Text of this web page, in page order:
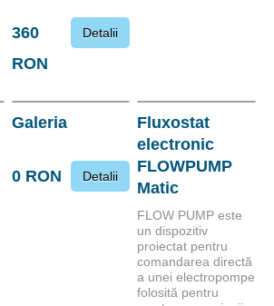
360
RON
Detalii
Galeria
0 RON Detalii
Fluxostat
electronic
FLOWPUMP
Matic
FLOW PUMP este
un dispozitiv
proiectat pentru
comandarea directă
a unei electropompe
folosită pentru